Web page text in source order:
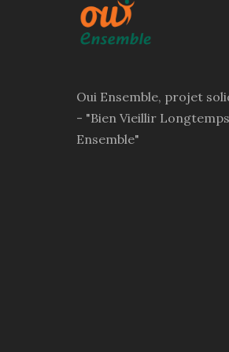
Oui Ensemble, projet
- "Bien Vieillir Longtemps
Ensemble"